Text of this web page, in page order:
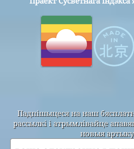
Падпішыцеся на наш
рассылкі і атрымлівайце
новыя